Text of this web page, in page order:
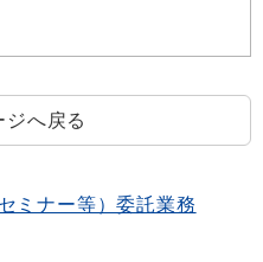
ジへ戻る
ミナー等）委託業務